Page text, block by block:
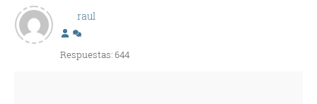
raul
Respuestas: 644